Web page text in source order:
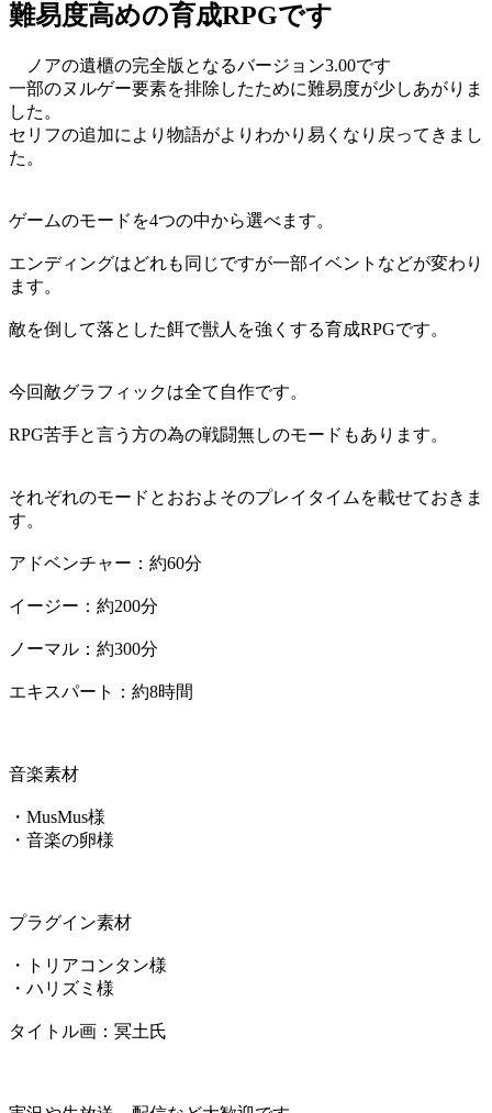
難易度高めの育成RPGです
ノアの遺櫃の完全版となるバージョン3.00です
一部のヌルゲー要素を排除したために難易度が少しあがりま
した。
セリフの追加により物語がよりわかり易くなり戻ってきまし
た。
ゲームのモードを4つの中から選べます。
エンディングはどれも同じですが一部イベントなどが変わり
ます。
敵を倒して落とした餌で獣人を強くする育成RPGです。
今回敵グラフィックは全て自作です。
RPG苦手と言う方の為の戦闘無しのモードもあります。
それぞれのモードとおおよそのプレイタイムを載せておきま
す。
アドベンチャー：約60分
イージー：約200分
ノーマル：約300分
エキスパート：約8時間
音楽素材
・MusMus様
・音楽の卵様
プラグイン素材
・トリアコンタン様
・ハリズミ様
タイトル画：冥土氏